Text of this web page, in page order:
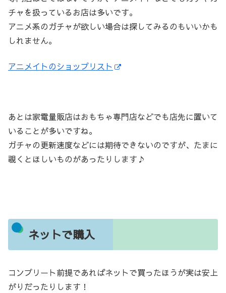
チャを扱っているお店は多いです。
アニメ系のガチャが欲しい場合は探してみるのもいいかも
しれません。
アニメイトのショップリスト
あとは家電量販店はおもちゃ専門店などでも店先に置いて
いることが多いですね。
ガチャの更新速度などには期待できないのですが、たまに
覗くとほしいものがあったりします♪
ネットで購入
コンプリート前提であればネットで買ったほうが実は安上
がりだったりします！